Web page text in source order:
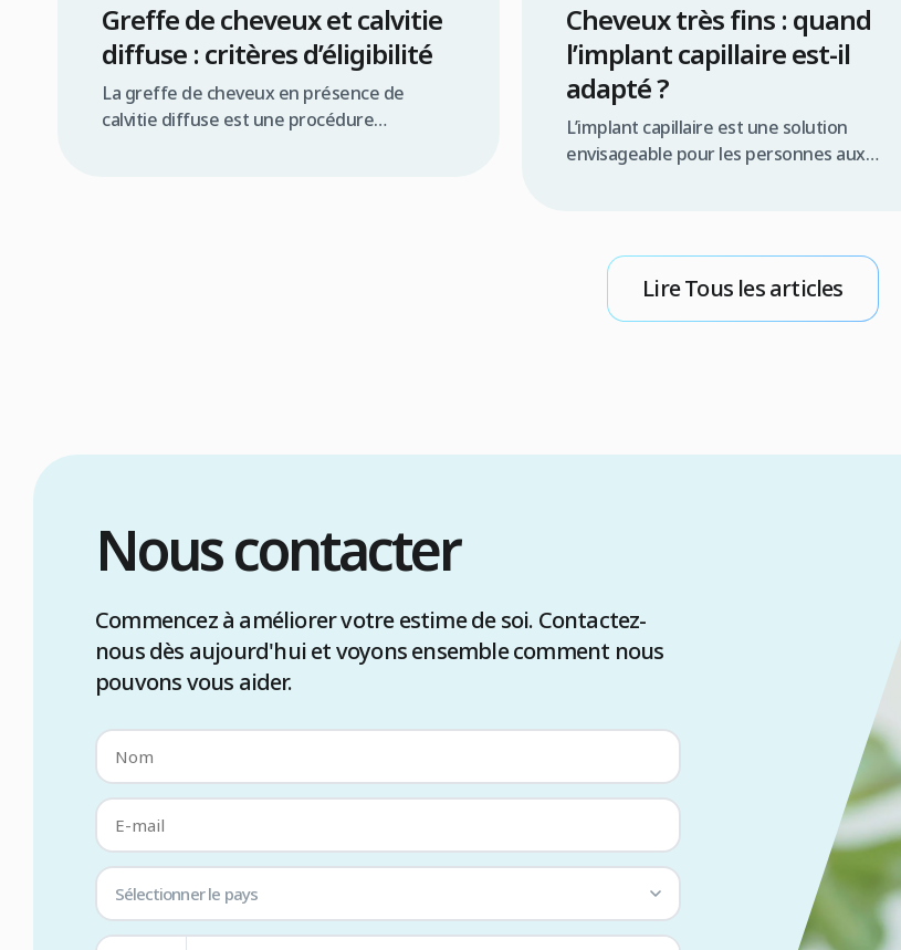
Greffe de cheveux et calvitie
diffuse : critères d’éligibilité
La greffe de cheveux en présence de
calvitie diffuse est une procédure
Cheveux très fins : quand
l’implant capillaire est-il
adapté ?
L’implant capillaire est une solution
envisageable pour les personnes aux
obstacle définitif, la finesse capillaire
représente un paramètre que l’expert doit
intégrer dans la stratégie chirurgicale pour
Lire Tous les articles
Nous contacter
Commencez à améliorer votre estime de soi. Contactez-
nous dès aujourd'hui et voyons ensemble comment nous
pouvons vous aider.
Sélectionner le pays